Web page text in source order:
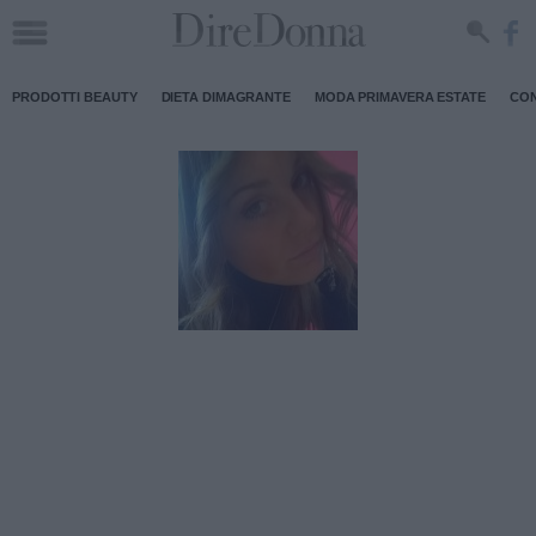
PRODOTTI BEAUTY DIETA DIMAGRANTE MODA PRIMAVERA ESTATE